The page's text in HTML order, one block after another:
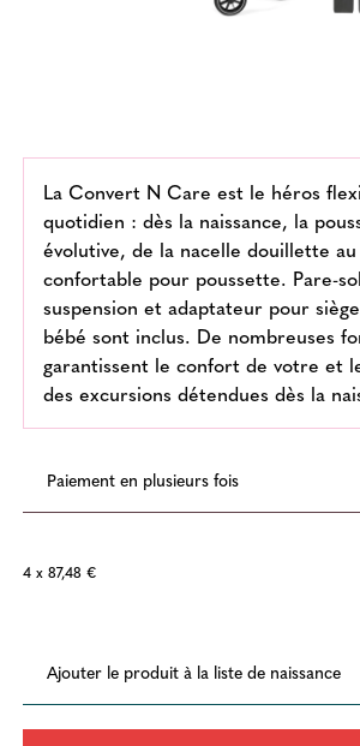
La Convert N Care est le héros
quotidien : dès la naissance, la
évolutive, de la nacelle douillette au
confortable pour poussette. Pare-
suspension et adaptateur pour
bébé sont inclus. De nombreuses
garantissent le confort de votre et
des excursions détendues dès la
Paiement en plusieurs fois
4 x 87,48 €
Ajouter le produit à la liste de naissance